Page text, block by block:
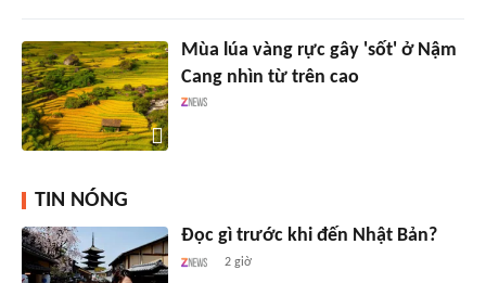
Mùa lúa vàng rực gây 'sốt' ở Nậm
Cang nhìn từ trên cao
TIN NÓNG
Đọc gì trước khi đến Nhật Bản?
2 giờ